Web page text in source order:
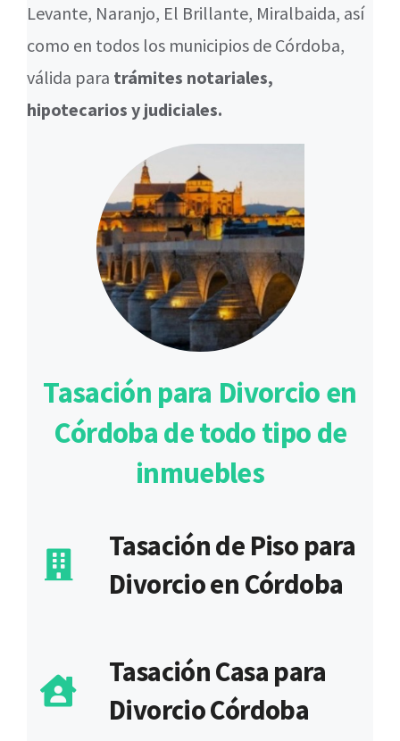
Levante, Naranjo, El Brillante, Miralbaida, así
como en todos los municipios de Córdoba,
válida para trámites notariales,
hipotecarios y judiciales.
Tasación para Divorcio en
Córdoba de todo tipo de
inmuebles
Tasación de Piso para
Divorcio en Córdoba
Tasación Casa para
Divorcio Córdoba